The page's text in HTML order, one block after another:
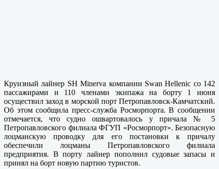
Круизный лайнер SH Minerva компании Swan Hellenic со 142
пассажирами и 110 членами экипажа на борту 1 июня
осуществил заход в морской порт Петропавловск-Камчатский.
Об этом сообщила пресс-служба Росморпорта. В сообщении
отмечается, что судно ошвартовалось у причала № 5
Петропавловского филиала ФГУП «Росморпорт». Безопасную
лоцманскую проводку для его постановки к причалу
обеспечили лоцманы Петропавловского филиала
предприятия. В порту лайнер пополнил судовые запасы и
принял на борт новую партию туристов.